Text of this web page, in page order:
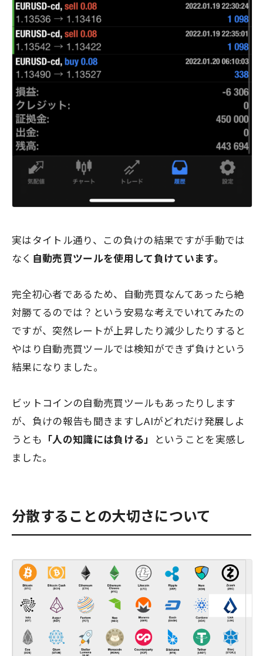
実はタイトル通り、この負けの結果ですが手動では
なく 自動売買ツールを使用して負けています。
完全初心者であるため、 自動売買なんてあったら絶
対勝てるのでは？ という安易な考えでいれてみたの
ですが、突然レートが上昇したり減少したりすると
やはり自動売買ツールでは検知ができず負けという
結果になりました。
ビットコインの自動売買ツールもあったりします
が、負けの報告も聞きますしAIがどれだけ発展しよ
うとも 「人の知識には負ける」
ということを実感し
ました。
分散することの大切さについて